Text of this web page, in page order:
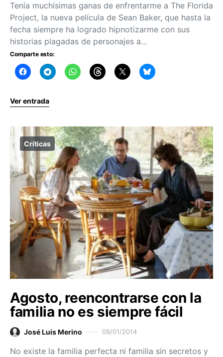
Tenía muchísimas ganas de enfrentarme a The Florida
Project, la nueva película de Sean Baker, que hasta la
fecha siempre ha logrado hipnotizarme con sus
historias plagadas de personajes a…
Comparte esto:
Ver entrada
Críticas
Agosto, reencontrarse con la
familia no es siempre fácil
José Luis Merino 09/01/2014
No existe la familia perfecta ni familia sin secretos y